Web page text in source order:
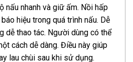
nấu nhanh và giữ ấm. Nồi hấp
hiệu trong quá trình nấu. Dễ
dễ thao tác. Người dùng có thể
cách dễ dàng. Điều này giúp
lau chùi sau khi sử dụng.